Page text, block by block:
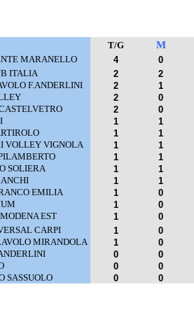
T/G M
MARANELLO 4
0
ITALIA 2
2
F.ANDERLINI 2
1
2
0
2
0
1
1
1
1
VOLLEY VIGNOLA 1
1
1
1
SOLIERA 1
1
1
1
EMILIA 1
0
1
0
EST 1
0
CARPI 1
0
MIRANDOLA 1
0
0
0
0
0
SASSUOLO 0 0